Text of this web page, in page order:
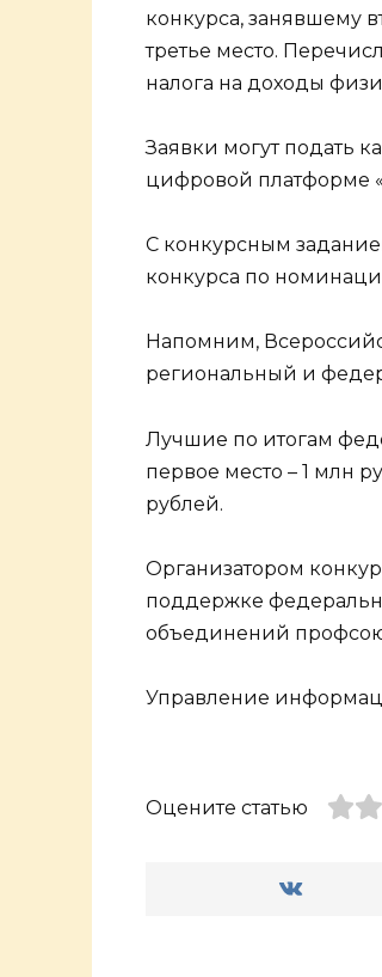
конкурса, занявшему
третье место.
налога на доходы
Заявки могут подать
цифровой платформе
С конкурсным
конкурса по
Напомним,
региональный и
Лучшие по итогам
первое место – 1 млн
рублей.
Организатором
поддержке
объединений
Управление
Оцените статью